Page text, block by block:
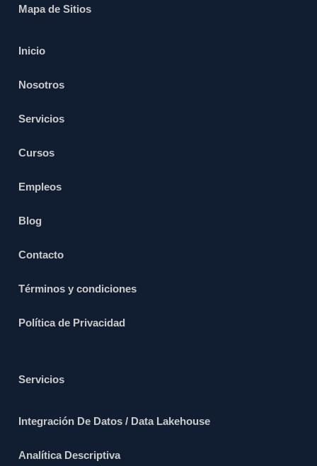
Mapa de Sitios
Inicio
Nosotros
Servicios
Cursos
Empleos
Blog
Contacto
Términos y condiciones
Política de Privacidad
Servicios
Integración De Datos / Data Lakehouse
Analítica Descriptiva